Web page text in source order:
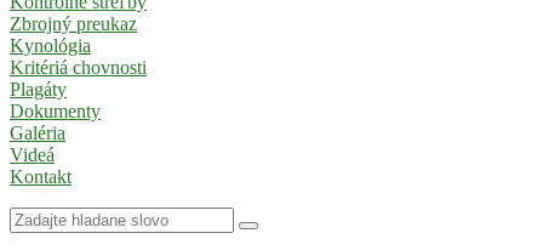
Zbrojný preukaz
Kynológia
Kritériá chovnosti
Plagáty
Dokumenty
Galéria
Videá
Kontakt